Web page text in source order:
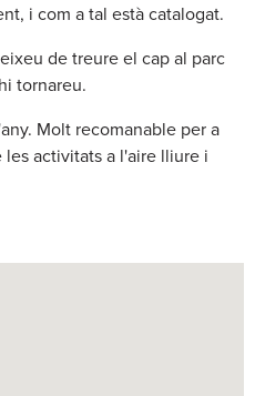
i com a tal està catalogat.
de treure el cap al parc
tornareu.
Molt recomanable per a
activitats a l'aire lliure i